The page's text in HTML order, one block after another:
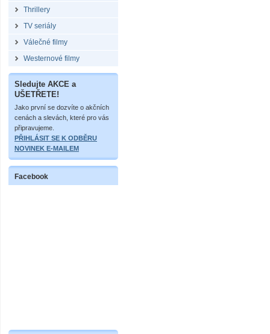
Thrillery
TV seriály
Válečné filmy
Westernové filmy
Sledujte AKCE a
UŠETŘETE!
Jako první se dozvíte o akčních
cenách a slevách, které pro vás
připravujeme.
PŘIHLÁSIT SE K ODBĚRU
NOVINEK E-MAILEM
Facebook